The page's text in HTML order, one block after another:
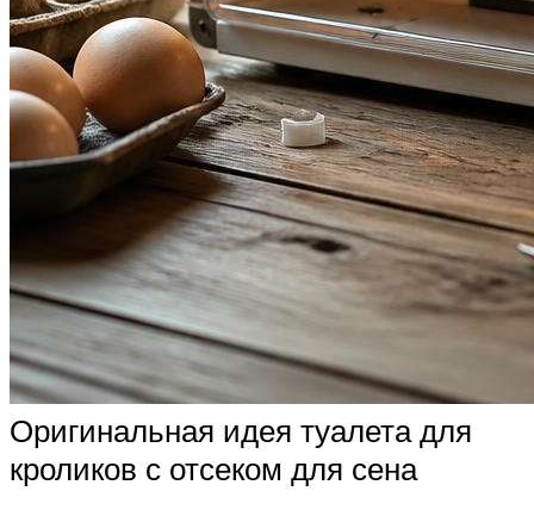
Оригинальная идея туалета для
кроликов с отсеком для сена